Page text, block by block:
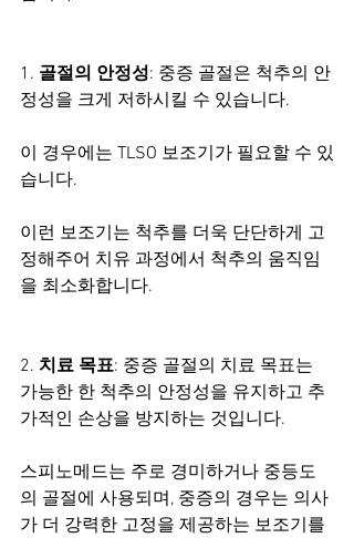
1. 골절의 안정성: 중증 골절은 척추의 안
정성을 크게 저하시킬 수 있습니다.
이 경우에는 TLSO 보조기가 필요할 수 있
습니다.
이런 보조기는 척추를 더욱 단단하게 고
정해주어 치유 과정에서 척추의 움직임
을 최소화합니다.
2. 치료 목표: 중증 골절의 치료 목표는
가능한 한 척추의 안정성을 유지하고 추
가적인 손상을 방지하는 것입니다.
스피노메드는 주로 경미하거나 중등도
의 골절에 사용되며, 중증의 경우는 의사
가 더 강력한 고정을 제공하는 보조기를